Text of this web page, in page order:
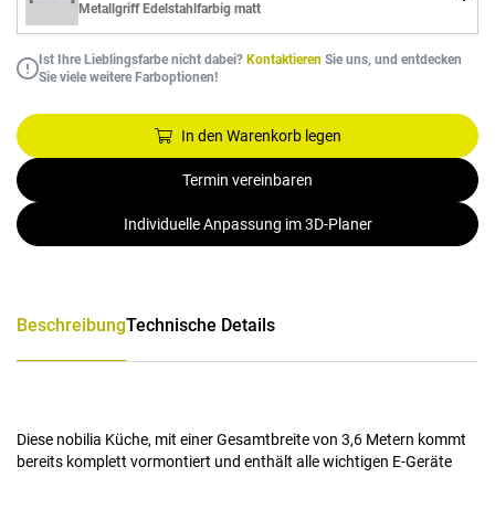
Metallgriff Edelstahlfarbig matt
Ist Ihre Lieblingsfarbe nicht dabei? Kontaktieren Sie uns, und entdecken
Sie viele weitere Farboptionen!
In den Warenkorb legen
Termin vereinbaren
Individuelle Anpassung im 3D-Planer
BeschreibungTechnische Details
Diese nobilia Küche, mit einer Gesamtbreite von 3,6 Metern kommt
bereits komplett vormontiert und enthält alle wichtigen E-Geräte